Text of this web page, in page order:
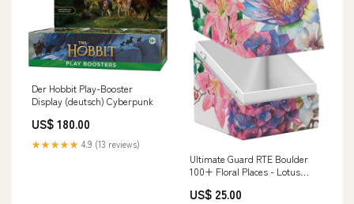
Der Hobbit Play-Booster
Display (deutsch) Cyberpunk
US$ 180.00
★★★★★ 4.9 (13 reviews)
Ultimate Guard RTE Boulder
100+ Floral Places - Lotus
US$ 25.00